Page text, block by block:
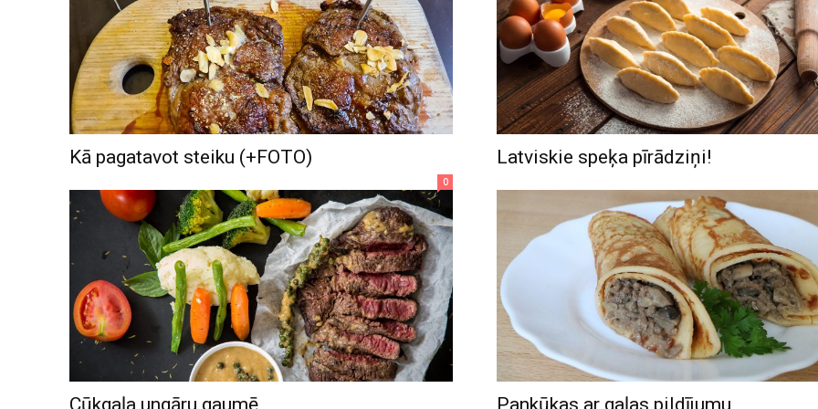
Kā pagatavot steiku (+FOTO)
0
Latviskie speķa pīrādziņi!
Cūkgaļa ungāru gaumē Pankūkas ar gaļas pildījumu